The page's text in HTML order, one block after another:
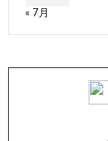
« 7月